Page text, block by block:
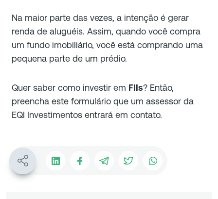
Na maior parte das vezes, a intenção é gerar
renda de aluguéis. Assim, quando você compra
um fundo imobiliário, você está comprando uma
pequena parte de um prédio.
Quer saber como investir em FIIs? Então,
preencha este formulário que um assessor da
EQI Investimentos entrará em contato.